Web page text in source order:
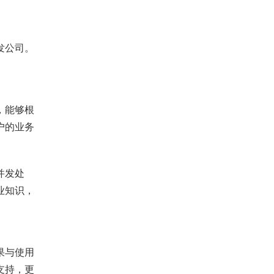
司。
能够根
的业务
发处
识，
与使用
持，更